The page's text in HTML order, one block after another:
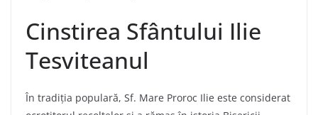
Cinstirea Sfântului Ilie
Tesviteanul
În tradiția populară, Sf. Mare Proroc Ilie este considerat